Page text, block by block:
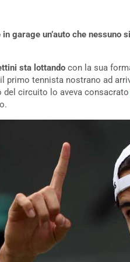
garage un’auto che
sta lottando con la sua
primo tennista nostrano ad
del circuito lo aveva consacrato